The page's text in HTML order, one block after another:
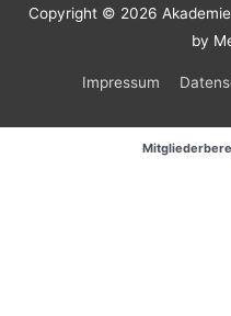
Copyright © 2026
by
Impressum